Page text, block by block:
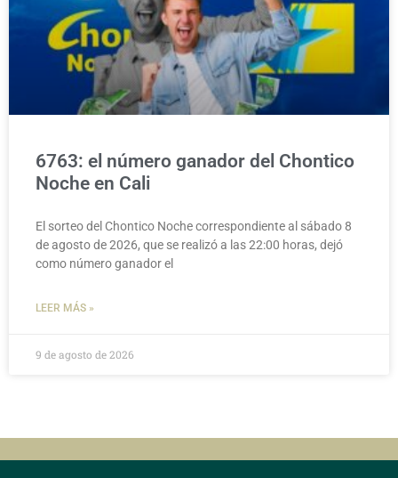
6763: el número ganador del Chontico
Noche en Cali
El sorteo del Chontico Noche correspondiente al sábado 8
de agosto de 2026, que se realizó a las 22:00 horas, dejó
como número ganador el
LEER MÁS »
9 de agosto de 2026